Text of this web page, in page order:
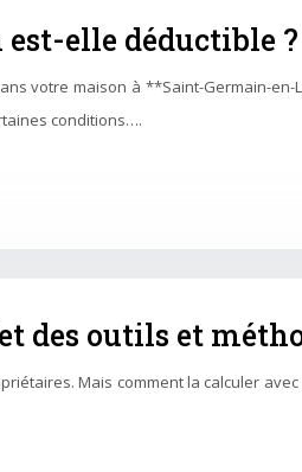
elle déductible ?
votre maison à **Saint-Germain-
conditions….
des outils et
Mais comment la calculer